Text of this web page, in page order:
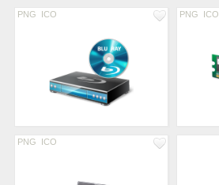
PNG ICO PNG ICO
PNG ICO